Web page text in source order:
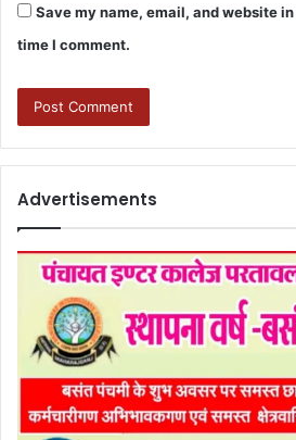
Save my name, email, and website
time I comment.
Advertisements